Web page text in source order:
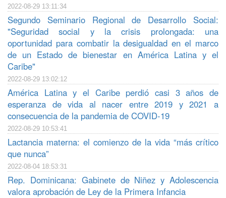
2022-08-29 13:11:34
Segundo Seminario Regional de Desarrollo Social:
"Seguridad social y la crisis prolongada: una
oportunidad para combatir la desigualdad en el marco
de un Estado de bienestar en América Latina y el
Caribe"
2022-08-29 13:02:12
América Latina y el Caribe perdió casi 3 años de
esperanza de vida al nacer entre 2019 y 2021 a
consecuencia de la pandemia de COVID-19
2022-08-29 10:53:41
Lactancia materna: el comienzo de la vida “más crítico
que nunca”
2022-08-04 18:53:31
Rep. Dominicana: Gabinete de Niñez y Adolescencia
valora aprobación de Ley de la Primera Infancia